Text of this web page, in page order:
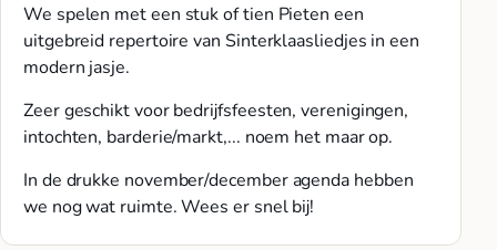
We spelen met een stuk of tien Pieten een
uitgebreid repertoire van Sinterklaasliedjes in een
modern jasje.
Zeer geschikt voor bedrijfsfeesten, verenigingen,
intochten, barderie/markt,... noem het maar op.
In de drukke november/december agenda hebben
we nog wat ruimte. Wees er snel bij!